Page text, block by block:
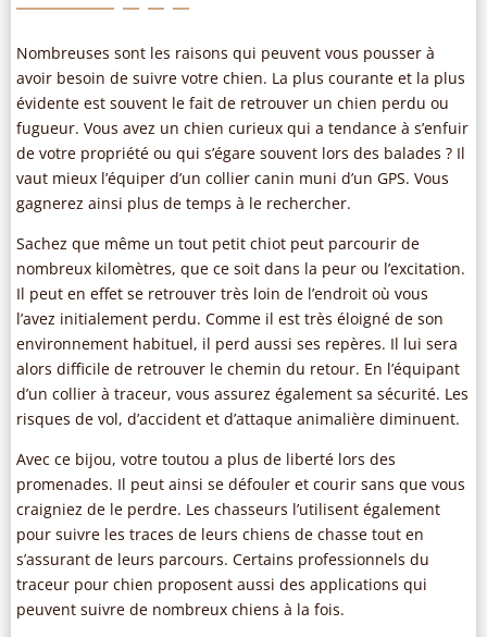
Nombreuses sont les raisons qui peuvent vous pousser à
avoir besoin de suivre votre chien. La plus courante et la plus
évidente est souvent le fait de retrouver un chien perdu ou
fugueur. Vous avez un chien curieux qui a tendance à s’enfuir
de votre propriété ou qui s’égare souvent lors des balades ? Il
vaut mieux l’équiper d’un collier canin muni d’un GPS. Vous
gagnerez ainsi plus de temps à le rechercher.
Sachez que même un tout petit chiot peut parcourir de
nombreux kilomètres, que ce soit dans la peur ou l’excitation.
Il peut en effet se retrouver très loin de l’endroit où vous
l’avez initialement perdu. Comme il est très éloigné de son
environnement habituel, il perd aussi ses repères. Il lui sera
alors difficile de retrouver le chemin du retour. En l’équipant
d’un collier à traceur, vous assurez également sa sécurité. Les
risques de vol, d’accident et d’attaque animalière diminuent.
Avec ce bijou, votre toutou a plus de liberté lors des
promenades. Il peut ainsi se défouler et courir sans que vous
craigniez de le perdre. Les chasseurs l’utilisent également
pour suivre les traces de leurs chiens de chasse tout en
s’assurant de leurs parcours. Certains professionnels du
traceur pour chien proposent aussi des applications qui
peuvent suivre de nombreux chiens à la fois.